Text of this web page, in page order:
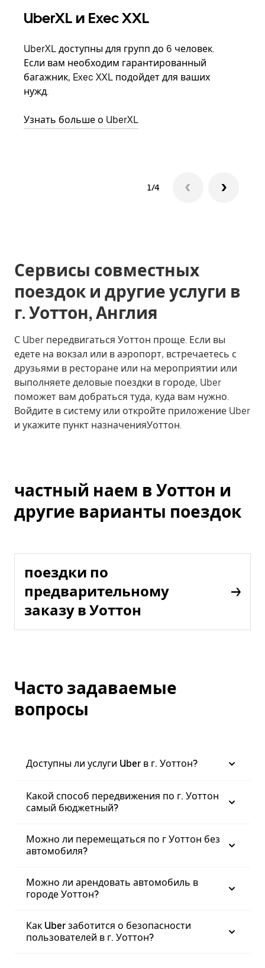
UberXL и Exec XXL
UberXL доступны для групп до 6 человек.
Если вам необходим гарантированный
багажник, Exec XXL подойдет для ваших
нужд.
Узнать больше о UberXL
1/4
Сервисы совместных
поездок и другие услуги в
г. Уоттон, Англия
С Uber передвигаться Уоттон проще. Если вы
едете на вокзал или в аэропорт, встречаетесь с
друзьями в ресторане или на мероприятии или
выполняете деловые поездки в городе, Uber
поможет вам добраться туда, куда вам нужно.
Войдите в систему или откройте приложение Uber
и укажите пункт назначенияУоттон.
частный наем в Уоттон и
другие варианты поездок
поездки по
предварительному
заказу в Уоттон
Часто задаваемые
вопросы
Доступны ли услуги Uber в г. Уоттон?
Какой способ передвижения по г. Уоттон
самый бюджетный?
Можно ли перемещаться по г Уоттон без
автомобиля?
Можно ли арендовать автомобиль в
городе Уоттон?
Как Uber заботится о безопасности
пользователей в г. Уоттон?